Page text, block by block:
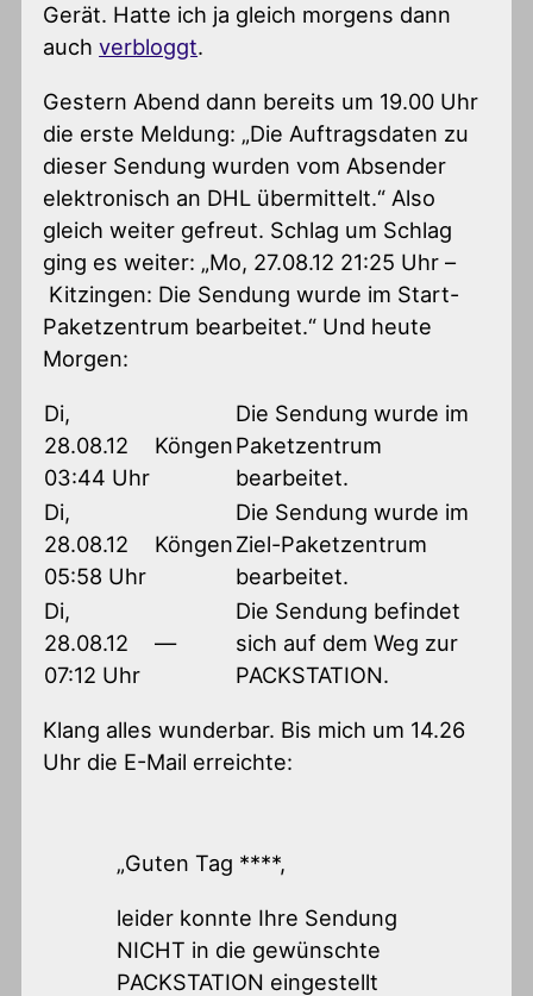
Gerät. Hatte ich ja gleich morgens dann
auchverbloggt.
Gestern Abend dann bereits um 19.00 Uhr
die erste Meldung: „Die Auftragsdaten zu
dieser Sendung wurden vom Absender
elektronisch an DHL übermittelt.“ Also
gleich weiter gefreut. Schlag um Schlag
ging es weiter: „Mo, 27.08.12 21:25 Uhr –
Kitzingen: Die Sendung wurde im Start-
Paketzentrum bearbeitet.“ Und heute
Morgen:
Di,
28.08.12
03:44 Uhr
Köngen
Die Sendung wurde im
Paketzentrum
bearbeitet.
Di,
28.08.12
05:58 Uhr
Köngen
Die Sendung wurde im
Ziel-Paketzentrum
bearbeitet.
Di,
28.08.12
07:12 Uhr
—
Die Sendung befindet
sich auf dem Weg zur
PACKSTATION.
Klang alles wunderbar. Bis mich um 14.26
Uhr die E-Mail erreichte:
„Guten Tag ****,
leider konnte Ihre Sendung
NICHT in die gewünschte
PACKSTATION eingestellt